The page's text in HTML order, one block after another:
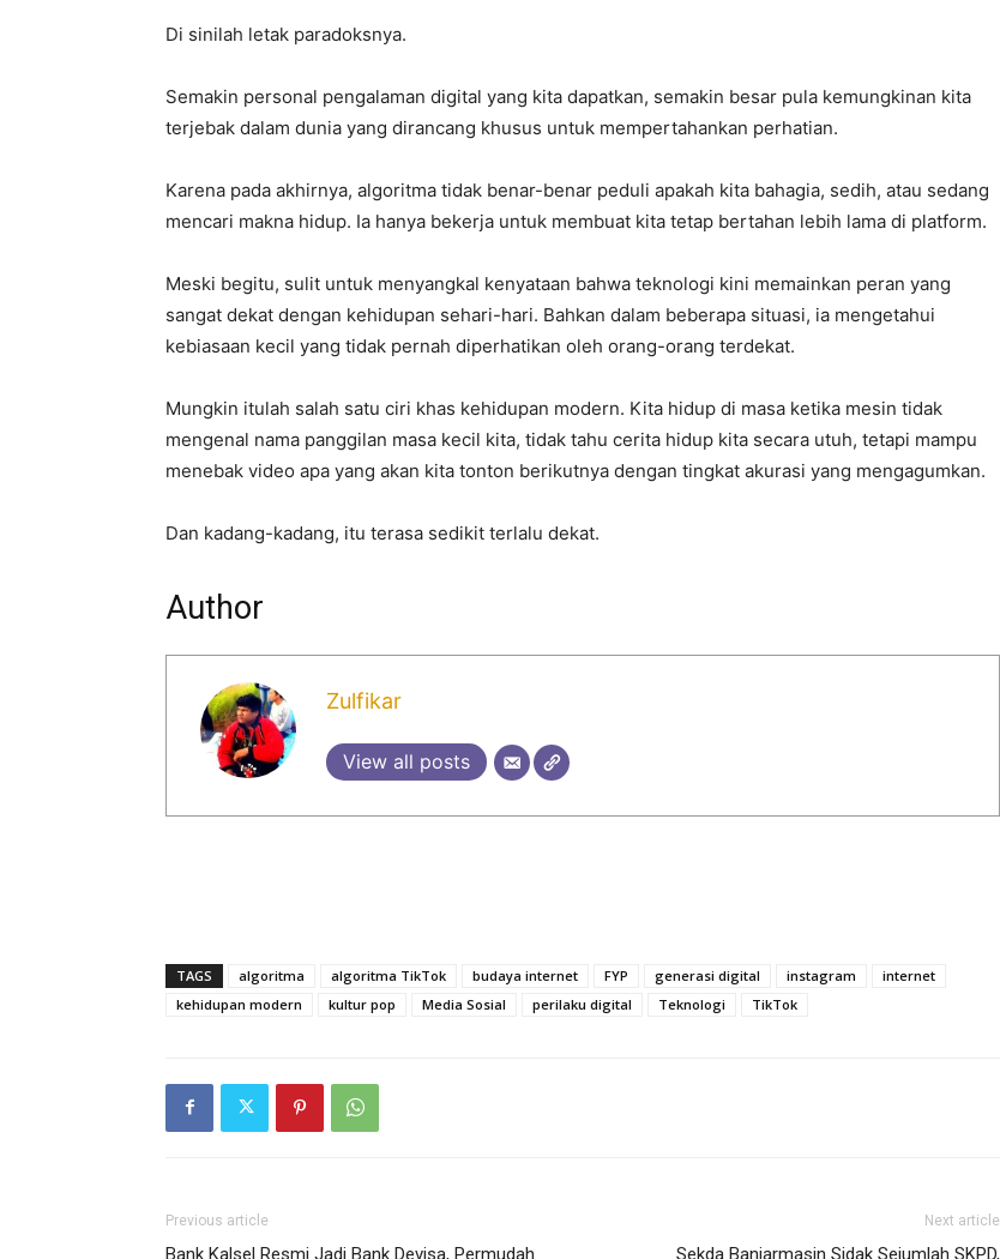
Di sinilah letak paradoksnya.
Semakin personal pengalaman digital yang kita dapatkan, semakin besar pula kemungkinan kita
terjebak dalam dunia yang dirancang khusus untuk mempertahankan perhatian.
Karena pada akhirnya, algoritma tidak benar-benar peduli apakah kita bahagia, sedih, atau sedang
mencari makna hidup. Ia hanya bekerja untuk membuat kita tetap bertahan lebih lama di platform.
Meski begitu, sulit untuk menyangkal kenyataan bahwa teknologi kini memainkan peran yang
sangat dekat dengan kehidupan sehari-hari. Bahkan dalam beberapa situasi, ia mengetahui
kebiasaan kecil yang tidak pernah diperhatikan oleh orang-orang terdekat.
Mungkin itulah salah satu ciri khas kehidupan modern. Kita hidup di masa ketika mesin tidak
mengenal nama panggilan masa kecil kita, tidak tahu cerita hidup kita secara utuh, tetapi mampu
menebak video apa yang akan kita tonton berikutnya dengan tingkat akurasi yang mengagumkan.
Dan kadang-kadang, itu terasa sedikit terlalu dekat.
Author
Zulfikar
View all posts
TAGS algoritma algoritma TikTok budaya internet FYP generasi digital instagram
internet
kehidupan modern
kultur pop Media Sosial perilaku digital Teknologi TikTok
Previous article
Bank Kalsel Resmi Jadi Bank Devisa, Permudah
Next article
Sekda Banjarmasin Sidak Sejumlah SKPD,